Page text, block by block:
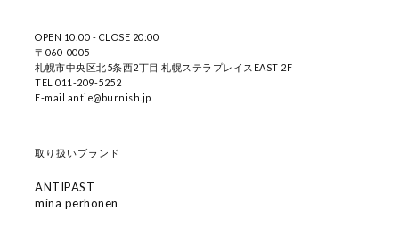
OPEN 10:00 - CLOSE 20:00
〒060-0005
札幌市中央区北5条西2丁目 札幌ステラプレイスEAST 2F
TEL 011-209-5252
E-mail antie@burnish.jp
取り扱いブランド
ANTIPAST
minä perhonen